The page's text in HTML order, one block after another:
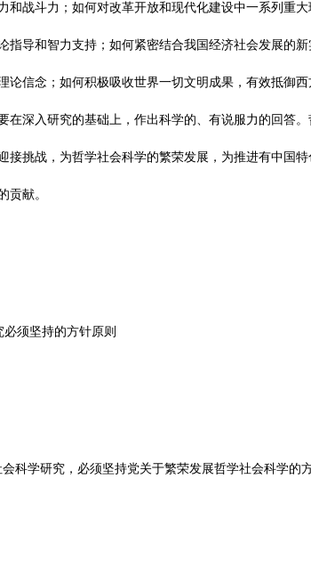
和战斗力；如何对改革开放和现代化建设中一系列重
指导和智力支持；如何紧密结合我国经济社会发展的
论信念；如何积极吸收世界一切文明成果，有效抵御
在深入研究的基础上，作出科学的、有说服力的回答
接挑战，为哲学社会科学的繁荣发展，为推进有中国
贡献。
须坚持的方针原则
科学研究，必须坚持党关于繁荣发展哲学社会科学的